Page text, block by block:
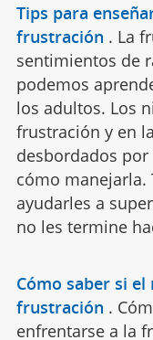
Tips para
frustración . La
sentimientos de
podemos
los adultos. Los
frustración y en
desbordados
cómo manejarla.
ayudarles a
no les termine
Cómo saber si
frustración .
enfrentarse a la